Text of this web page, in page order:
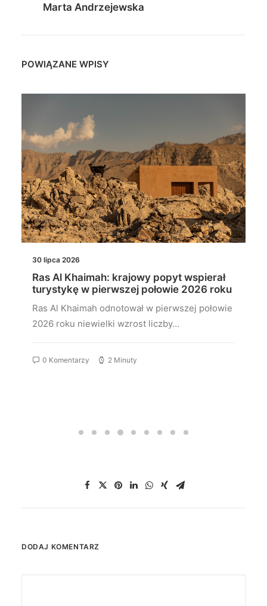
Marta Andrzejewska
POWIĄZANE WPISY
30 lipca 2026
Ras Al Khaimah: krajowy popyt wspierał
turystykę w pierwszej połowie 2026 roku
Ras Al Khaimah odnotował w pierwszej połowie
2026 roku niewielki wzrost liczby…
0 Komentarzy 2 Minuty
DODAJ KOMENTARZ